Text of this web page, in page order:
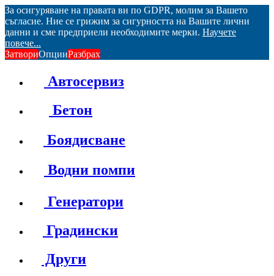
За осигуряване на правата ви по GDPR, молим за Вашето
съгласие. Ние се грижим за сигурността на Вашите лични
данни и сме предприели необходимите мерки. Научете
повече...
ЗатвориОпцииРазбрах
Автосервиз
Бетон
Боядисване
Водни помпи
Генератори
Градински
Други